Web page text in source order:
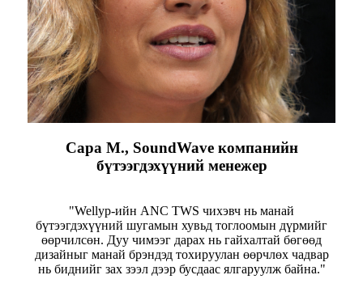
Сара М., SoundWave компанийн
бүтээгдэхүүний менежер
"Wellyp-ийн ANC TWS чихэвч нь манай
бүтээгдэхүүний шугамын хувьд тоглоомын дүрмийг
өөрчилсөн. Дуу чимээг дарах нь гайхалтай бөгөөд
дизайныг манай брэндэд тохируулан өөрчлөх чадвар
нь биднийг зах зээл дээр бусдаас ялгаруулж байна."